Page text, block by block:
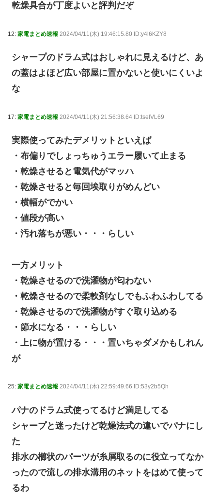
乾燥具合が丁度よいと評判だぞ
12: 家電まとめ速報 2024/04/11(木) 19:46:15.80 ID:y4l6KZY8
シャープのドラム式はおしゃれに見えるけど、あ
の蓋はよほど広い部屋に置かないと使いにくいよ
な
17: 家電まとめ速報 2024/04/11(木) 21:56:38.64 ID:tselVL69
実際使ってみたデメリットといえば
・布偏りでしょっちゅうエラー履いて止まる
・乾燥させると電気代がマッハ
・乾燥させると毎回埃取りがめんどい
・横幅がでかい
・値段が高い
・汚れ落ちが悪い・・・らしい
一方メリット
・乾燥させるので洗濯物が匂わない
・乾燥させるので柔軟剤なしでもふわふわしてる
・乾燥させるので洗濯物がすぐ取り込める
・節水になる・・・らしい
・上に物が置ける・・・置いちゃダメかもしれん
が
25: 家電まとめ速報 2024/04/11(木) 22:59:49.66 ID:53y2b5Qh
パナのドラム式使ってるけど満足してる
シャープと迷ったけど乾燥法式の違いでパナにし
た
排水の櫛状のパーツが糸屑取るのに役立ってなか
ったので流しの排水溝用のネットをはめて使って
るわ